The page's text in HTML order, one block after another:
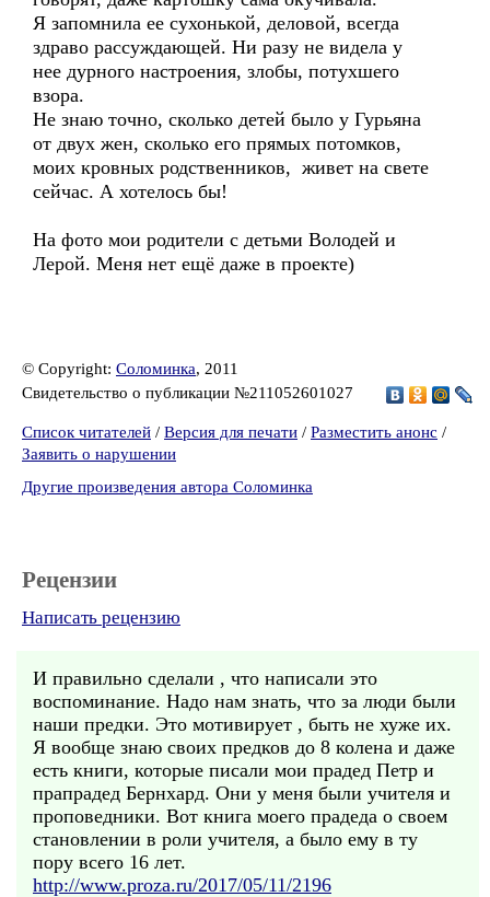
Я запомнила ее сухонькой, деловой, всегда
здраво рассуждающей. Ни разу не видела у
нее дурного настроения, злобы, потухшего
взора.
Не знаю точно, сколько детей было у Гурьяна
от двух жен, сколько его прямых потомков,
моих кровных родственников, живет на свете
сейчас. А хотелось бы!
На фото мои родители с детьми Володей и
Лерой. Меня нет ещё даже в проекте)
© Copyright: Соломинка, 2011
Свидетельство о публикации №211052601027
Список читателей / Версия для печати / Разместить анонс /
Заявить о нарушении
Другие произведения автора Соломинка
Рецензии
Написать рецензию
И правильно сделали , что написали это
воспоминание. Надо нам знать, что за люди были
наши предки. Это мотивирует , быть не хуже их.
Я вообще знаю своих предков до 8 колена и даже
есть книги, которые писали мои прадед Петр и
прапрадед Бернхард. Они у меня были учителя и
проповедники. Вот книга моего прадеда о своем
становлении в роли учителя, а было ему в ту
пору всего 16 лет.
http://www.proza.ru/2017/05/11/2196